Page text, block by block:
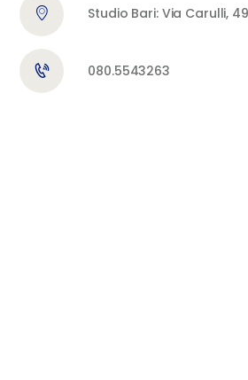
Studio Bari: Via Carulli,
080.5543263